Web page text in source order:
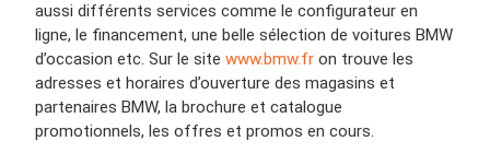
aussi différents services comme le configurateur en
ligne, le financement, une belle sélection de voitures BMW
d’occasion etc. Sur le site www.bmw.fr on trouve les
adresses et horaires d’ouverture des magasins et
partenaires BMW, la brochure et catalogue
promotionnels, les offres et promos en cours.